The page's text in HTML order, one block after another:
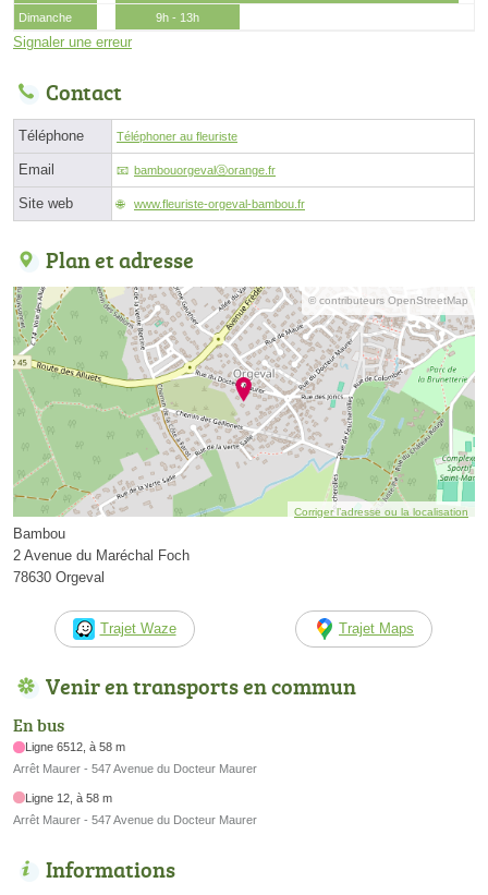
Dimanche
9h - 13h
Signaler une erreur
Contact
Téléphone Téléphoner au fleuriste
Email bambouorgevalⓐorange.fr
Site web www.fleuriste-orgeval-bambou.fr
Plan et adresse
© contributeurs OpenStreetMap
Corriger l’adresse ou la localisation
Bambou
2 Avenue du Maréchal Foch
78630 Orgeval
Trajet Waze Trajet Maps
Venir en transports en commun
En bus
Ligne 6512, à 58 m
Arrêt Maurer - 547 Avenue du Docteur Maurer
Ligne 12, à 58 m
Arrêt Maurer - 547 Avenue du Docteur Maurer
Informations